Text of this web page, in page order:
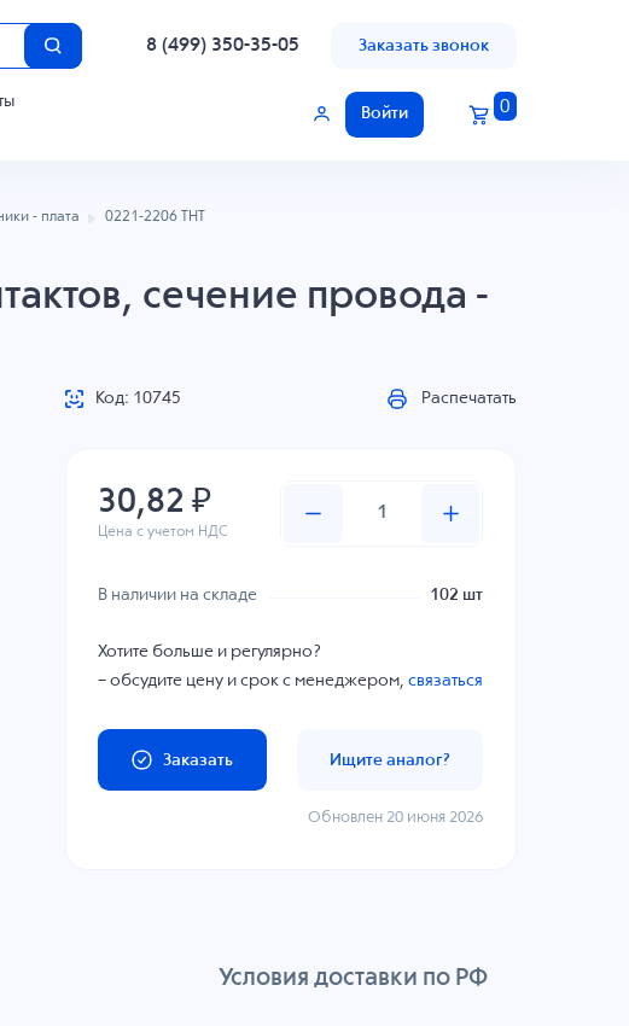
8 (499) 350-35-05 Заказать звонок
Войти 0
- плата 0221-2206 THT
сечение провода -
Код: 10745 Распечатать
30,82 ₽
Цена с учетом НДС
В наличии на складе 102 шт
Хотите больше и регулярно?
– обсудите цену и срок с менеджером,связаться
Заказать Ищите аналог?
Обновлен 20 июня 2026
Условия доставки по РФ